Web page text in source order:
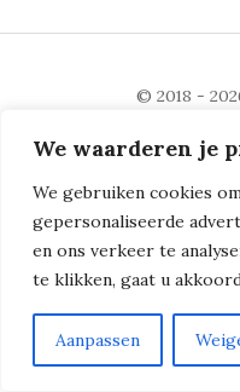
We waarderen je
We gebruiken cookies
gepersonaliseerde
en ons verkeer te
te klikken, gaat u
Aanpassen
© 2018 -